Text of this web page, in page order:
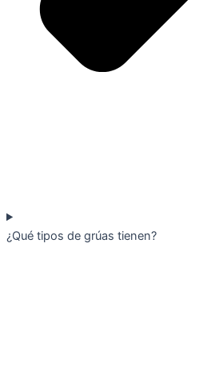
¿Qué tipos de grúas tienen?